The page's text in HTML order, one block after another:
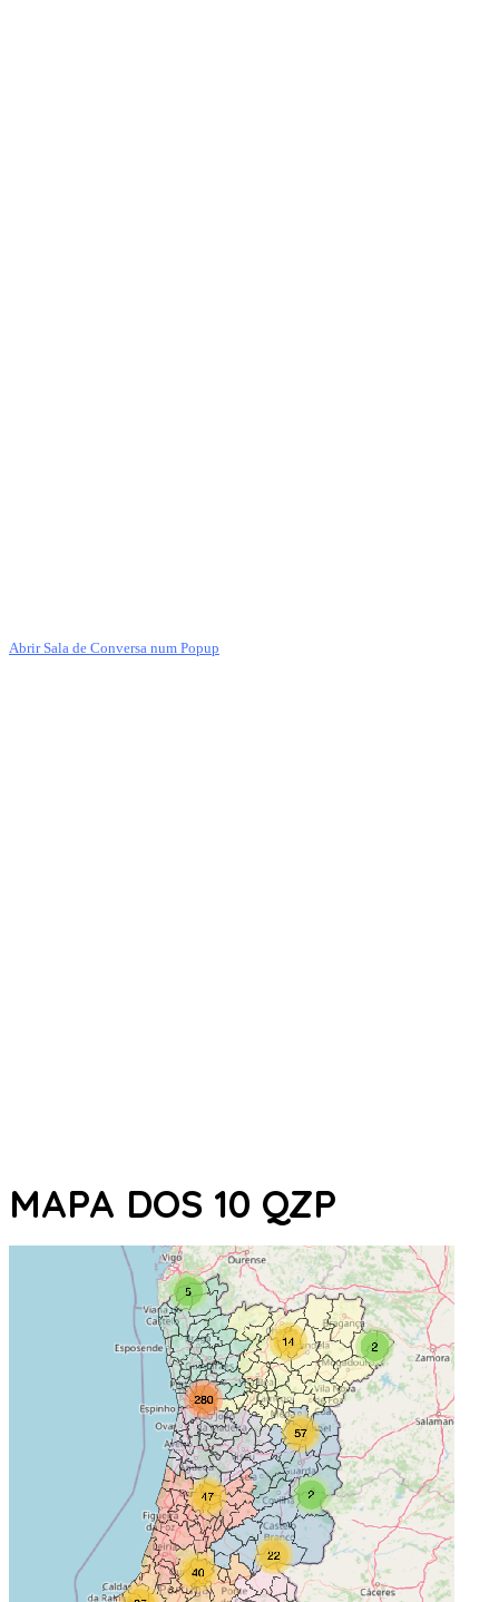
Abrir Sala de Conversa num Popup
MAPA DOS 10 QZP